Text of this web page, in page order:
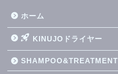
ホーム
KINUJOドライヤー
SHAMPOO&TREATMENT